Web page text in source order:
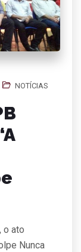
NOTÍCIAS
o ato
Nunca